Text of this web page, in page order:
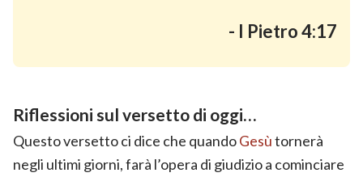
- I Pietro 4:17
Riflessioni sul versetto di oggi…
Questo versetto ci dice che quandoGesùtornerà
negli ultimi giorni, farà l’opera di giudizio a cominciare